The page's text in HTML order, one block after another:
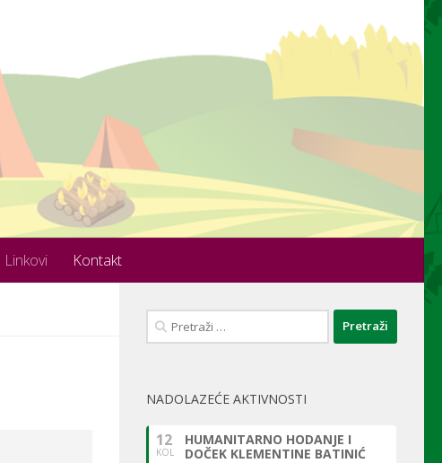
Linkovi Kontakt
Pretraži:
NADOLAZEĆE AKTIVNOSTI
12
KOL
HUMANITARNO HODANJE I
DOČEK KLEMENTINE BATINIĆ